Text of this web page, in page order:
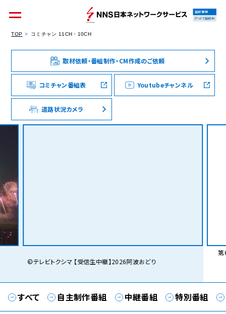
個人のお客様 集合住宅オーナーの方
法人のお客様 料金シミュレーション
接続情報
IPv4で接続中
TOP コミチャン 11CH・10CH
取材依頼・番組制作・CM作成のご依頼
コミチャン番組表 Youtubeチャンネル
道路状況カメラ
©テレビトクシマ 【受信生中継】2026阿波おどり
第
すべて 自主制作番組 中継番組 特別番組